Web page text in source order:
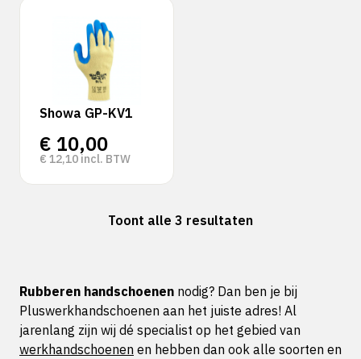
Showa GP-KV1
€ 10,00
€ 12,10 incl. BTW
Toont alle 3 resultaten
Rubberen handschoenen nodig? Dan ben je bij
Pluswerkhandschoenen aan het juiste adres! Al
jarenlang zijn wij dé specialist op het gebied van
werkhandschoenen en hebben dan ook alle soorten en